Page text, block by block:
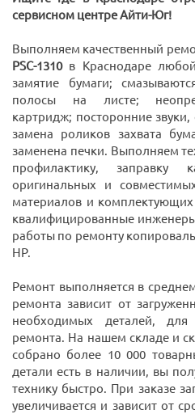
сервисном центре Айти-Юг!
Выполняем качественный
PSC-1310в Краснодаре любой
замятие бумаги;
полосы на листе;
картридж; посторонние
замена роликов захвата
заменена печки. Выполняем
профилактику, заправку
оригинальных и
материалов и
квалифицированные
работы по ремонту
HP.
Ремонт выполняется в
ремонта зависит от
необходимых деталей, для
ремонта. На нашем складе и
собрано более 10 000
детали есть в наличии, вы
технику быстро. При заказе
увеличивается и зависит от